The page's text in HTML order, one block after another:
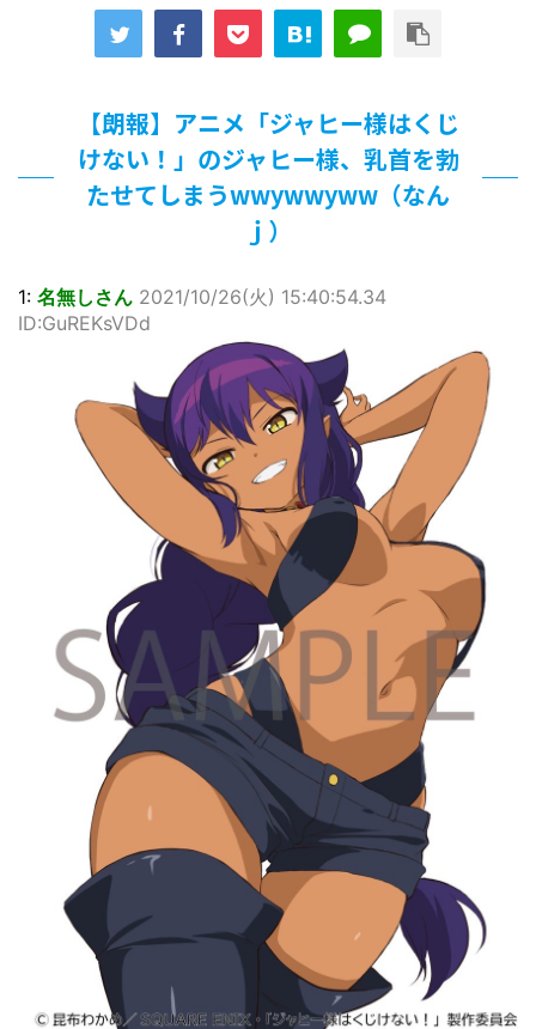
美少女図鑑AWARD2026グランプリ・榎本彩乃、グラビア披
てしまう…
【画像】『プリズマ☆イリヤ』の新グッズ、流石に一線を越
えてしまう
北原ももさんの挑発!!!
【画像】顔100点、体30点の女ｗｗｗ
佐藤絢音ちゃん(11)が万バズ！！
「洋画に日本版主題歌は必要か?」論争
超能力が使えるようになったので限界まで極める事にした件
北原ももさんの挑発!!!
【画像】『プリズマ☆イリヤ』の新グッズ、流石に一線を越
えてしまう
敵「ダンクーガは合体するまでが長過ぎてつまらない」←合
体する前から面白いんだよなぁ
まとめチェッカーは閉鎖しました。RSSの解除をお願いしま
【信長の野望・新生】米問屋をどういう時にどこに建てるの
かわからない
NHKにようこそ！を見終えたんだがｗｗｗ
Powered by livedoor 相互RSS
【朗報】アニメ「ジャヒー様はくじ
けない！」のジャヒー様、乳首を勃
たせてしまうwwywwyww（なん
ｊ）
1: 名無しさん 2021/10/26(火) 15:40:54.34
ID:GuREKsVDd